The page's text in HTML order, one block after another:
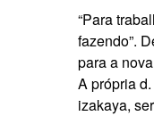
“Para
fazendo”.
para a
A própria
izakaya,